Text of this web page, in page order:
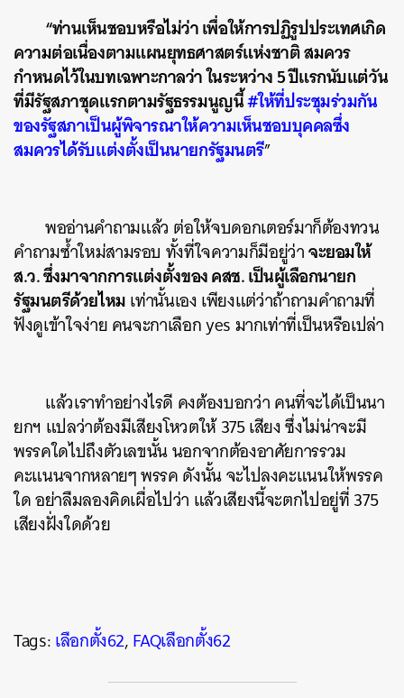
“ท่านเห็นชอบหรือไม่ว่า เพื่อให้การปฏิรูปประเทศเกิด
ความต่อเนื่องตามแผนยุทธศาสตร์แห่งชาติ สมควร
กำหนดไว้ในบทเฉพาะกาลว่า ในระหว่าง 5 ปีแรกนับแต่วัน
ที่มีรัฐสภาชุดแรกตามรัฐธรรมนูญนี้#ให้ที่ประชุมร่วมกัน
ของรัฐสภาเป็นผู้พิจารณาให้ความเห็นชอบบุคคลซึ่ง
สมควรได้รับแต่งตั้งเป็นนายกรัฐมนตรี”
พออ่านคำถามแล้ว ต่อให้จบดอกเตอร์มาก็ต้องทวน
คำถามซ้ำใหม่สามรอบ ทั้งที่ใจความก็มีอยู่ว่าจะยอมให้
ส.ว. ซึ่งมาจากการแต่งตั้งของ คสช. เป็นผู้เลือกนายก
รัฐมนตรีด้วยไหมเท่านั้นเอง เพียงแต่ว่าถ้าถามคำถามที่
ฟังดูเข้าใจง่าย คนจะกาเลือก yes มากเท่าที่เป็นหรือเปล่า
แล้วเราทำอย่างไรดี คงต้องบอกว่า คนที่จะได้เป็นนา
ยกฯ แปลว่าต้องมีเสียงโหวตให้ 375 เสียง ซึ่งไม่น่าจะมี
พรรคใดไปถึงตัวเลขนั้น นอกจากต้องอาศัยการรวม
คะแนนจากหลายๆ พรรค ดังนั้น จะไปลงคะแนนให้พรรค
ใด อย่าลืมลองคิดเผื่อไปว่า แล้วเสียงนี้จะตกไปอยู่ที่ 375
เสียงฝั่งใดด้วย
Tags:เลือกตั้ง62,FAQเลือกตั้ง62
SHARE TWEET LINE EMAIL